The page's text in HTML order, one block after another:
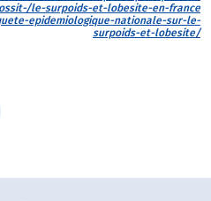
le-surpoids-et-lobesite-en-france
epidemiologique-nationale-sur-le-
surpoids-et-lobesite/